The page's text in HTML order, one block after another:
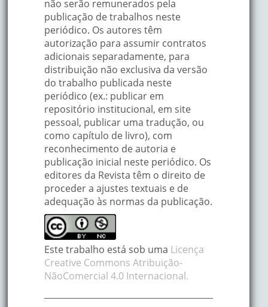
não serão remunerados pela
publicação de trabalhos neste
periódico. Os autores têm
autorização para assumir contratos
adicionais separadamente, para
distribuição não exclusiva da versão
do trabalho publicada neste
periódico (ex.: publicar em
repositório institucional, em site
pessoal, publicar uma tradução, ou
como capítulo de livro), com
reconhecimento de autoria e
publicação inicial neste periódico. Os
editores da Revista têm o direito de
proceder a ajustes textuais e de
adequação às normas da publicação.
Este trabalho está sob uma Licença
Creative Commons Atribuição-
NãoComercial 4.0 Internacional.